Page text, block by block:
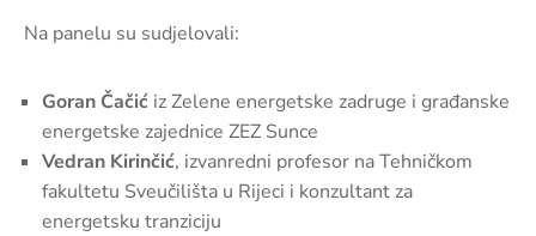
Na panelu su sudjelovali:
Goran Čačić iz Zelene energetske zadruge i građanske
energetske zajednice ZEZ Sunce
Vedran Kirinčić, izvanredni profesor na Tehničkom
fakultetu Sveučilišta u Rijeci i konzultant za
energetsku tranziciju